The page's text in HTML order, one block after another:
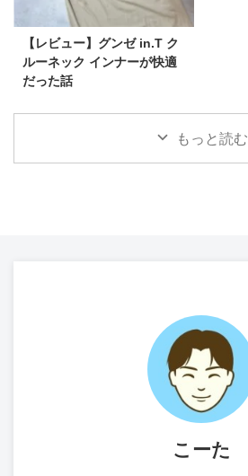
【レビュー】グンゼ in.T ク
ルーネック インナーが快適
だった話
もっと読む
こーた